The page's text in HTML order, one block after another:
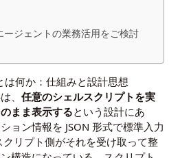
ジェントの業務活用をご検討
何か：仕組みと設計思想
、任意のシェルスクリプトを実
まま表示するという設計にあ
ョン情報を JSON 形式で標準入力
クリプト側がそれを受け取って整